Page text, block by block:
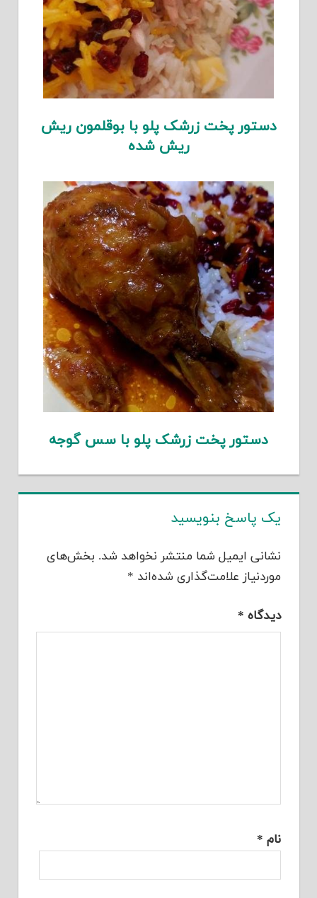
دستور پخت زرشک پلو با بوقلمون ریش
ریش شده
دستور پخت زرشک پلو با سس گوجه
یک پاسخ بنویسید
نشانی ایمیل شما منتشر نخواهد شد. بخش‌های
موردنیاز علامت‌گذاری شده‌اند *
دیدگاه *
نام *